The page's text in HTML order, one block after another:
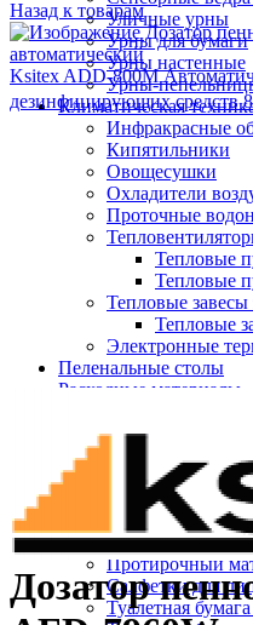
Уличные урны
Урны для бумаги
Урны настенные
Урны-
Климатическая
Инфракрасные
Кипятильники
Овощесушки
Охладители
Проточные
Тепловые
Тепловые
Тепловые завесы
Тепловые
Электронные
Пеленальные столы
Расходные материалы
Бумажные
Жидкое мыло
Картриджи и
освежителя
Листовые
Протирочный
Салфетки для
Туалетная
Назад к товарам
Ksitex ADD-800М
дезинфицирующих средств
Нажмите, чтобы увеличить
Дозатор